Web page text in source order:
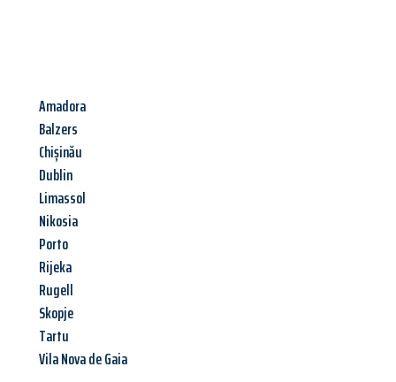
Amadora
Balzers
Chișinău
Dublin
Limassol
Nikosia
Porto
Rijeka
Rugell
Skopje
Tartu
Vila Nova de Gaia